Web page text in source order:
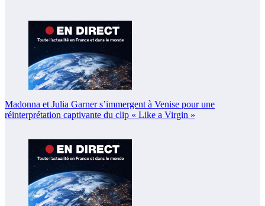
Madonna et Julia Garner s’immergent à Venise pour une
réinterprétation captivante du clip « Like a Virgin »